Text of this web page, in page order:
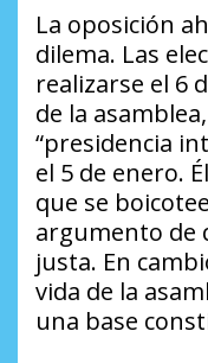
La oposición
dilema. Las
realizarse el 6
de la
“presidencia
el 5 de enero.
que se
argumento de
justa. En
vida de la
una base